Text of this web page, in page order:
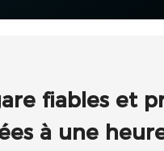
fiables et
à une